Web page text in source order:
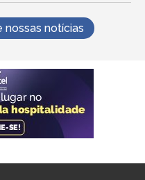
nossas notícias